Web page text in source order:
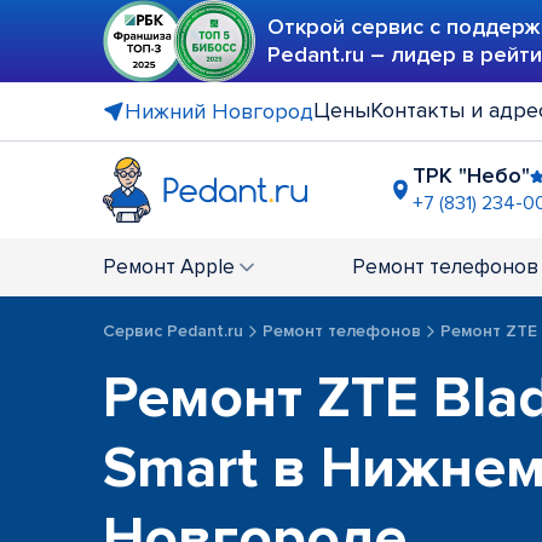
Открой сервис с
Pedant.ru – лидер в
Нижний НовгородЦеныКонтакты и
ТРК "Небо"
+7 (831) 234-
+7 (831)
ТЦ
+7 (831) 231-
Ремонт Apple Ремонт телефонов
Сервис Pedant.ru Ремонт телефонов Ремонт ZTE
Ремонт ZTE
Smart в Нижнем